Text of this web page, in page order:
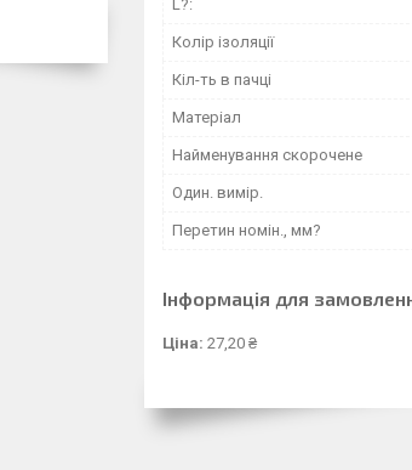
L?:
Колір ізоляції
Кіл-ть в пачці
Матеріал
Найменування скорочене
Один. вимір.
Перетин номін., мм?
Інформація для
Ціна: 27,20 ₴